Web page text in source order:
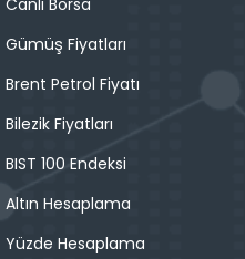
Canlı Borsa
Gümüş Fiyatları
Brent Petrol Fiyatı
Bilezik Fiyatları
BIST 100 Endeksi
Altın Hesaplama
Yüzde Hesaplama